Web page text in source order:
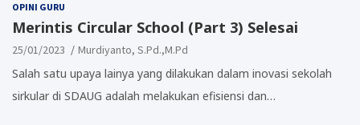
OPINI GURU
Merintis Circular School (Part 3) Selesai
25/01/2023 Murdiyanto, S.Pd.,M.Pd
Salah satu upaya lainya yang dilakukan dalam inovasi sekolah
sirkular di SDAUG adalah melakukan efisiensi dan…